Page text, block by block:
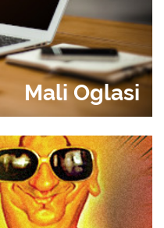
Mali Oglasi